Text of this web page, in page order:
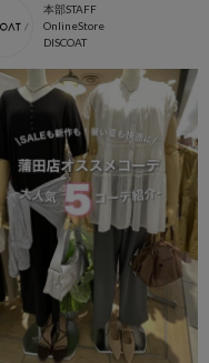
本部STAFF
OnlineStore
DISCOAT